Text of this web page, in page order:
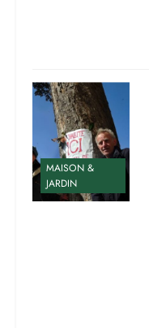
MAISON &
JARDIN